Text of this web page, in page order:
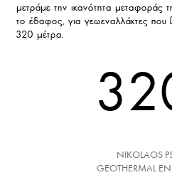
μετράμε την ικανότητα μεταφοράς
το έδαφος, για γεωεναλλάκτες που
320 μέτρα.
NIKOLAOS
GEOTHERMAL